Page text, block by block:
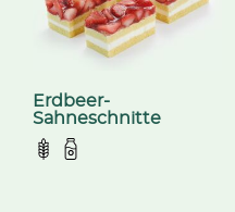
Erdbeer-
Sahneschnitte